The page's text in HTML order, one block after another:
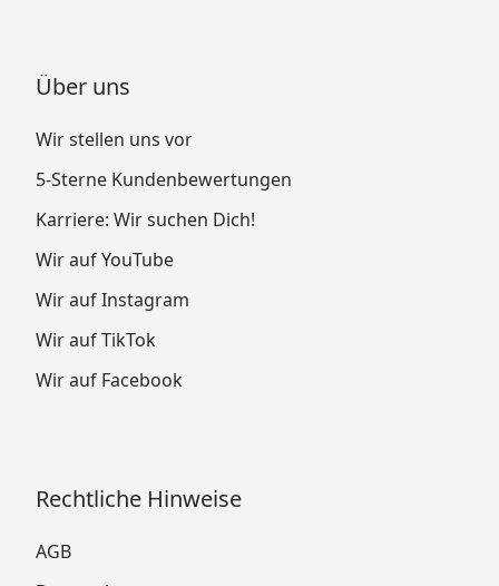
Über uns
Wir stellen uns vor
5-Sterne Kundenbewertungen
Karriere: Wir suchen Dich!
Wir auf YouTube
Wir auf Instagram
Wir auf TikTok
Wir auf Facebook
Rechtliche Hinweise
AGB